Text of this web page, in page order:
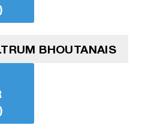
BHOUTANAIS